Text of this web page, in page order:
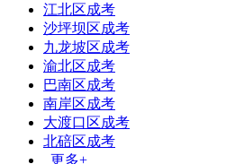
江北区成考
沙坪坝区成考
九龙坡区成考
渝北区成考
巴南区成考
南岸区成考
大渡口区成考
北碚区成考
更多+